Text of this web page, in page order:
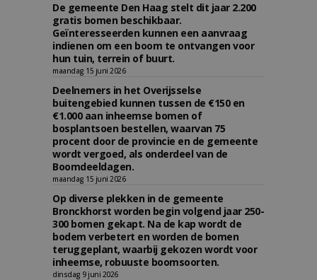
De gemeente Den Haag stelt dit jaar 2.200
gratis bomen beschikbaar.
Geïnteresseerden kunnen een aanvraag
indienen om een boom te ontvangen voor
hun tuin, terrein of buurt.
maandag 15 juni 2026
Deelnemers in het Overijsselse
buitengebied kunnen tussen de €150 en
€1.000 aan inheemse bomen of
bosplantsoen bestellen, waarvan 75
procent door de provincie en de gemeente
wordt vergoed, als onderdeel van de
Boomdeeldagen.
maandag 15 juni 2026
Op diverse plekken in de gemeente
Bronckhorst worden begin volgend jaar 250-
300 bomen gekapt. Na de kap wordt de
bodem verbetert en worden de bomen
teruggeplant, waarbij gekozen wordt voor
inheemse, robuuste boomsoorten.
dinsdag 9 juni 2026